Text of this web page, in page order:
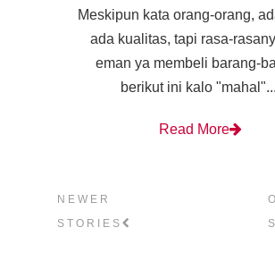
Meskipun kata orang-orang,
ada kualitas, tapi rasa-
eman ya membeli barang-
berikut ini kalo
Read More
NEWER
STORIES